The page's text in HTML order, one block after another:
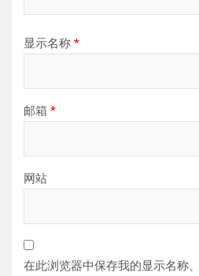
显示名称 *
邮箱 *
网站
在此浏览器中保存我的显示名称